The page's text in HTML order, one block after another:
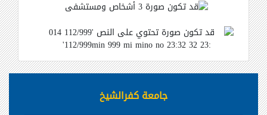
جامعة كفرالشيخ